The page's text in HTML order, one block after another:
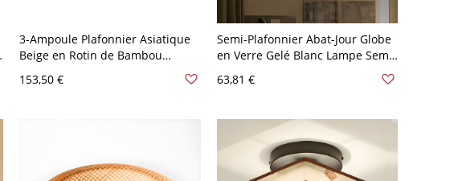
3-Ampoule Plafonnier Asiatique
Beige en Rotin de Bambou
Tambour - 110 V-120 V 35,56 cm
153,50 €
Semi-Plafonnier Abat-Jour Globe
en Verre Gelé Blanc Lampe Semi-
Asiatique - Blanc 110 V-120 V
63,81 €